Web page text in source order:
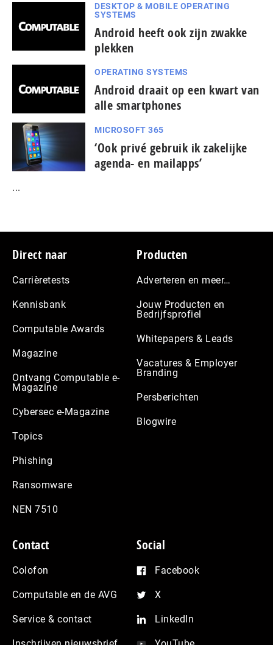
DESKTOP & MOBILE OPERATING
SYSTEMS
Android heeft ook zijn zwakke
plekken
OPERATING SYSTEMS
Android draait op een kwart van
alle smartphones
MICROSOFT 365
‘Ook privé gebruik ik zakelijke
agenda- en mailapps’
...
Footer
Direct naar
Carrièretests
Kennisbank
Computable Awards
Magazine
Ontvang Computable e-
Magazine
Cybersec e-Magazine
Topics
Phishing
Ransomware
NEN 7510
Producten
Adverteren en meer…
Jouw Producten en
Bedrijfsprofiel
Whitepapers & Leads
Vacatures & Employer
Branding
Persberichten
Blogwire
Contact
Colofon
Computable en de AVG
Service & contact
Social
Facebook
X
LinkedIn